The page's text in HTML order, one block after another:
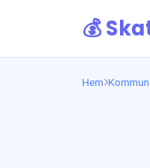
💰
Hem